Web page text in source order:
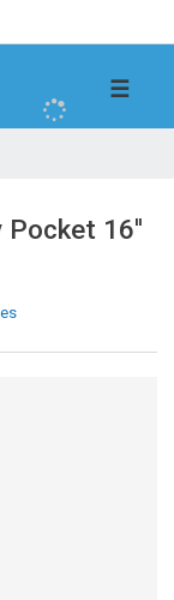
☰
Pocket 16''